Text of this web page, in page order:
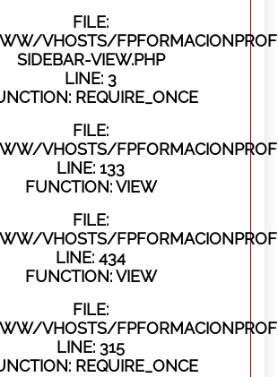
FILE:
VHOSTS/
SIDEBAR-VIEW.PHP
LINE: 3
REQUIRE_ONCE
FILE:
VHOSTS/
LINE: 133
FUNCTION: VIEW
FILE:
VHOSTS/
LINE: 434
FUNCTION: VIEW
FILE:
VHOSTS/
LINE: 315
REQUIRE_ONCE